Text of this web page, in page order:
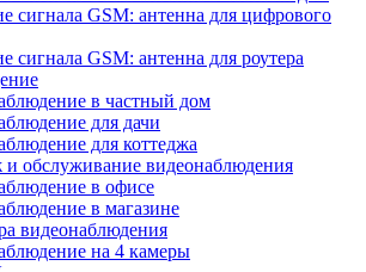
сигнала GSM: антенна для цифрового
сигнала GSM: антенна для роутера
в частный дом
для дачи
для коттеджа
обслуживание видеонаблюдения
в офисе
в магазине
видеонаблюдения
на 4 камеры